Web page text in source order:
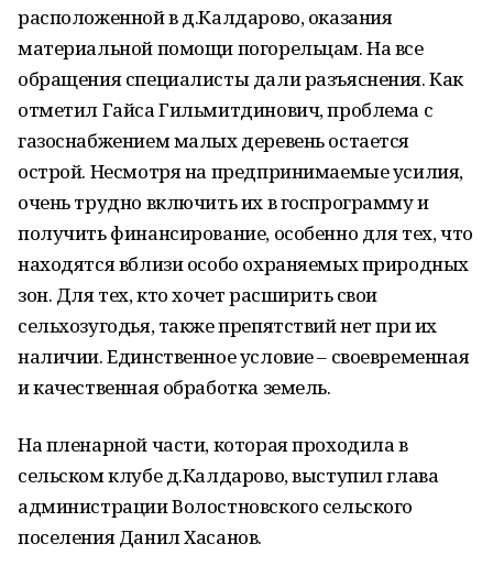
расположенной в д.Калдарово, оказания
материальной помощи погорельцам. На все
обращения специалисты дали разъяснения. Как
отметил Гайса Гильмитдинович, проблема с
газоснабжением малых деревень остается
острой. Несмотря на предпринимаемые усилия,
очень трудно включить их в госпрограмму и
получить финансирование, особенно для тех, что
находятся вблизи особо охраняемых природных
зон. Для тех, кто хочет расширить свои
сельхозугодья, также препятствий нет при их
наличии. Единственное условие – своевременная
и качественная обработка земель.
На пленарной части, которая проходила в
сельском клубе д.Калдарово, выступил глава
администрации Волостновского сельского
поселения Данил Хасанов.